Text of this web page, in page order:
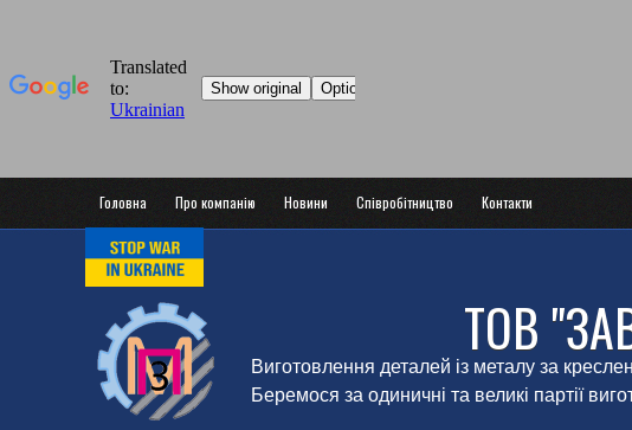
Головна Про компанію Новини Співробітництво Контакти
ТОВ
Виготовлення деталей із металу за
Беремося за одиничні та великі партії